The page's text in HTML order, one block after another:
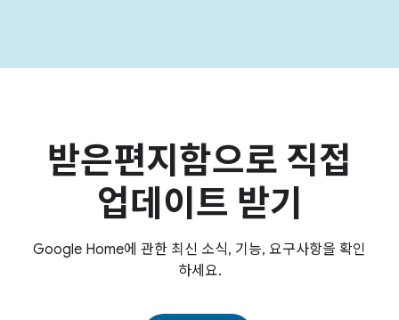
받은편지함으로 직접
업데이트 받기
Google Home에 관한 최신 소식, 기능, 요구사항을 확인
하세요.